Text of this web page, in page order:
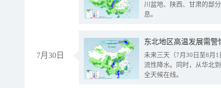
川盆地、陕西、甘肃的部
息。
7月30日
东北地区高温发展需
未来三天（7月30日至8月
流性降水。同时，从华北
全天候在线。